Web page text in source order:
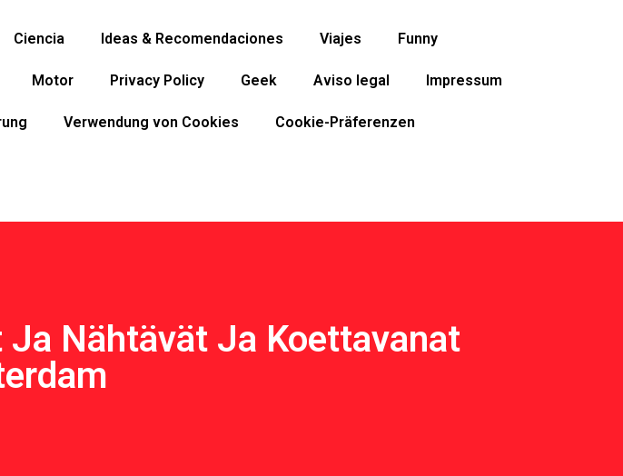
Ciencia Ideas & Recomendaciones Viajes Funny
Motor Privacy Policy Geek Aviso legal Impressum
Verwendung von Cookies Cookie-Präferenzen
Nähtävät Ja Koettavanat